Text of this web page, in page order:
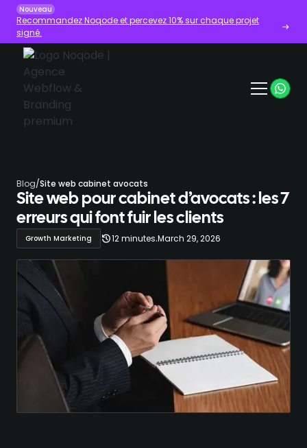
Nouveau
Recommandez Noqode et percevez 10% sur chaque projet
signé.
Blog/Site web cabinet avocats
Site web pour cabinet d’avocats : les 7
erreurs qui font fuir les clients
Growth Marketing 12 minutes.March 29, 2026